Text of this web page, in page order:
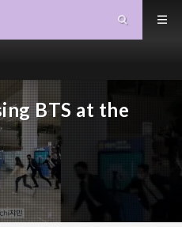
BTS at the